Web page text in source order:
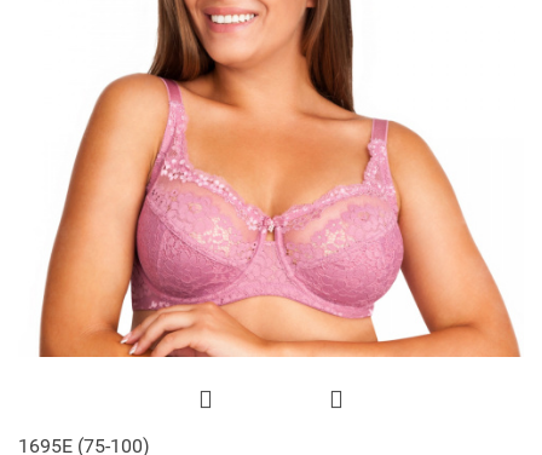
1695E (75-100)